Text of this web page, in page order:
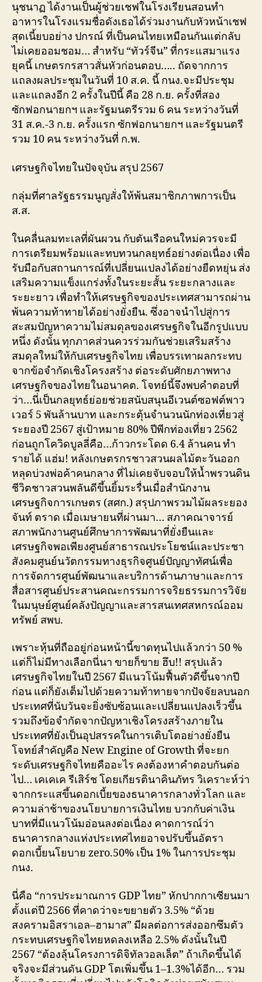
นุชนาฏ ได้งานเป็นผู้ช่วยเชฟในโรงเรียนสอนทํา
อาหารในโรงแรมชื่อดังเธอได้ร่วมงานกับหัวหน้าเชฟ
สุดเนี้ยบอย่าง ปกรณ์ ที่เป็นคนไทยเหมือนกันแต่กลับ
ไม่เคยออมชอม… สำหรับ “ทัวร์จีน” ที่กระแสมาแรง
ยุคนี้ เกษตรกรสาวสั่นหัวก่อนตอบ….. ถัดจากการ
แถลงผลประชุมในวันที่ 10 ส.ค. นี้ กนง.จะมีประชุม
และแถลงอีก 2 ครั้งในปีนี้ คือ 28 ก.ย. ครั้งที่สอง
ซักฟอกนายกฯ และรัฐมนตรีรวม 6 คน ระหว่างวันที่
31 ส.ค.-3 ก.ย. ครั้งแรก ซักฟอกนายกฯ และรัฐมนตรี
รวม 10 คน ระหว่างวันที่ ก.พ.
เศรษฐกิจไทยในปัจจุบัน สรุป 2567
กลุ่มที่ศาลรัฐธรรมนูญสั่งให้พ้นสมาชิกภาพการเป็น
ส.ส.
ในคลื่นลมทะเลที่ผันผวน กับตันเรือคนใหม่ควรจะมี
การเตรียมพร้อมและทบทวนกลยุทธ์อย่างต่อเนื่อง เพื่อ
รับมือกับสถานการณ์ที่เปลี่ยนแปลงได้อย่างยืดหยุ่น ส่ง
เสริมความแข็งแกร่งทั้งในระยะสั้น ระยะกลางและ
ระยะยาว เพื่อทำให้เศรษฐกิจของประเทศสามารถผ่าน
พ้นความท้าทายได้อย่างยั่งยืน. ซึ่งอาจนำไปสู่การ
สะสมปัญหาความไม่สมดุลของเศรษฐกิจในอีกรูปแบบ
หนึ่ง ดังนั้น ทุกภาคส่วนควรร่วมกันช่วยเสริมสร้าง
สมดุลใหม่ให้กับเศรษฐกิจไทย เพื่อบรรเทาผลกระทบ
จากข้อจำกัดเชิงโครงสร้าง ต่อระดับศักยภาพทาง
เศรษฐกิจของไทยในอนาคต. โจทย์นี้จึงพบคำตอบที่
ว่า…นี่เป็นกลยุทธ์ย่อยช่วยสนับสนุนอีเวนต์ซอฟต์พาว
เวอร์ 5 พันล้านบาท และกระตุ้นจำนวนนักท่องเที่ยวสู่
ระยองปี 2567 สู่เป้าหมาย 80% ปีพีกท่องเที่ยว 2562
ก่อนถูกโควิดบูลลี่คือ…ก้าวกระโดด 6.4 ล้านคน ทำ
รายได้ แฮ่ม! หลังเกษตรกรชาวสวนผลไม้ตะวันออก
หลุดบ่วงพ่อค้าคนกลาง ที่ไม่เคยจับจอบให้น้ำพรวนดิน
ชีวิตชาวสวนพลันดีขึ้นยิ้มระรื่นเมื่อสำนักงาน
เศรษฐกิจการเกษตร (สศก.) สรุปภาพรวมไม้ผลระยอง
จันท์ ตราด เมื่อเมษายนที่ผ่านมา… สภาคณาจารย์
สภาพนักงานศูนย์ศึกษาการพัฒนาที่ยั่งยืนและ
เศรษฐกิจพอเพียงศูนย์สาธารณประโยชน์และประชา
สังคมศูนย์นวัตกรรมทางธุรกิจศูนย์ปัญญาทัศน์เพื่อ
การจัดการศูนย์พัฒนาและบริการด้านภาษาและการ
สื่อสารศูนย์ประสานคณะกรรมการจริยธรรมการวิจัย
ในมนุษย์ศูนย์คลังปัญญาและสารสนเทศสหกรณ์ออม
ทรัพย์ สพบ.
เพราะหุ้นที่ถืออยู่ก่อนหน้านี้ขาดทุนไปแล้วกว่า 50 %
แต่ก็ไม่มีทางเลือกนี่นา ขายก็ขาย ฮึบ!! สรุปแล้ว
เศรษฐกิจไทยในปี 2567 มีแนวโน้มฟื้นตัวดีขึ้นจากปี
ก่อน แต่ก็ยังเต็มไปด้วยความท้าทายจากปัจจัยลบนอก
ประเทศที่นับวันจะยิ่งซับซ้อนและเปลี่ยนแปลงเร็วขึ้น
รวมถึงข้อจำกัดจากปัญหาเชิงโครงสร้างภายใน
ประเทศที่ยังเป็นอุปสรรคในการเติบโตอย่างยั่งยืน
โจทย์สำคัญคือ New Engine of Growth ที่จะยก
ระดับเศรษฐกิจไทยคืออะไร คงต้องหาคำตอบกันต่อ
ไป… เคเคเค รีเสิร์ช โดยเกียรตินาคินภัทร วิเคราะห์ว่า
จากกระแสขึ้นดอกเบี้ยของธนาคารกลางทั่วโลก และ
ความล่าช้าของนโยบายการเงินไทย บวกกับค่าเงิน
บาทที่มีแนวโน้มอ่อนลงต่อเนื่อง คาดการณ์ว่า
ธนาคารกลางแห่งประเทศไทยอาจปรับขึ้นอัตรา
ดอกเบี้ยนโยบาย zero.50% เป็น 1% ในการประชุม
กนง.
นี่คือ “การประมาณการ GDP ไทย” หักปากกาเซียนมา
ตั้งแต่ปี 2566 ที่คาดว่าจะขยายตัว 3.5% “ด้วย
สงครามอิสราเอล–ฮามาส” มีผลต่อการส่งออกซึมตัว
กระทบเศรษฐกิจไทยหดลงเหลือ 2.5% ดังนั้นในปี
2567 “ต้องลุ้นโครงการดิจิทัลวอลเล็ต” ถ้าเกิดขึ้นได้
จริงจะมีส่วนดัน GDP โตเพิ่มขึ้น 1–1.3%ได้อีก… รวม